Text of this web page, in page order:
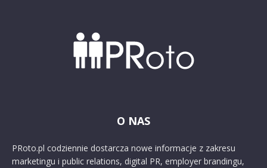
O NAS
PRoto.pl codziennie dostarcza nowe informacje z zakresu
marketingu i public relations, digital PR, employer brandingu,